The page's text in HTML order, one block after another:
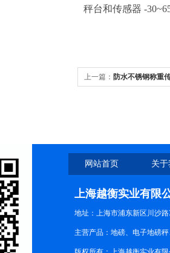
秤台和传感器 -
上一篇： 防水不锈钢称重
网站首页 关
上海越衡实业有限
地址：上海市浦东新区川沙路
主营产品：地磅、电子地磅